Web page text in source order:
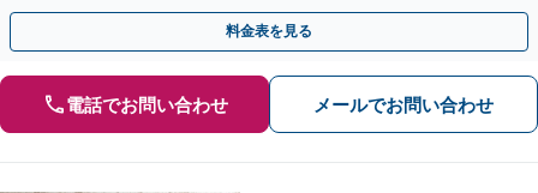
【リーズナブルな料金設定】
料金表を見る
電話でお問い合わせ メールでお問い合わせ